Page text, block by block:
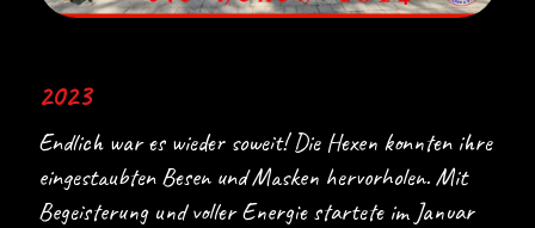
2023
Endlich war es wieder soweit! Die Hexen konnten ihre
eingestaubten Besen und Masken hervorholen. Mit
Begeisterung und voller Energie startete im Januar